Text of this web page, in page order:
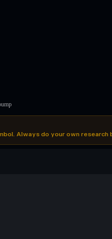
Always do your own research